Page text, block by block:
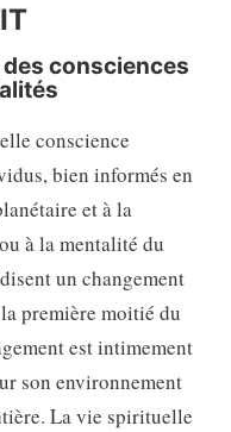
consciences
conscience
bien informés en
et à la
à la mentalité du
un changement
première moitié du
est intimement
son environnement
La vie spirituelle